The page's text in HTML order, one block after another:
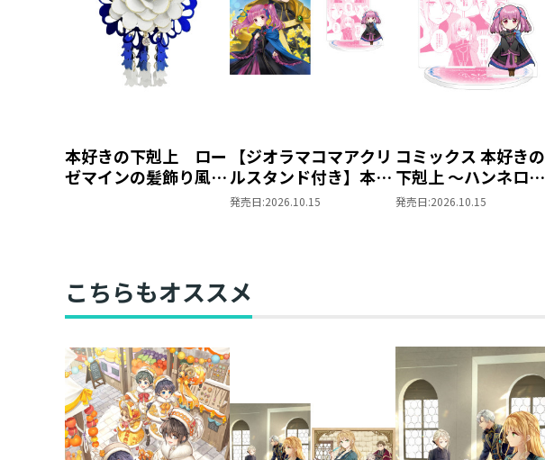
本好きの下剋上 ロー
ゼマインの髪飾り風ブ
【ジオラマコマアクリ
ルスタンド付き】本好
きの下剋上 ～ハンネ
ス）
発売日:2026.10.15
コミックス 本好きの
下剋上 ～ハンネロー
レの貴族院五年生～
発売日:2026.10.15
こちらもオススメ